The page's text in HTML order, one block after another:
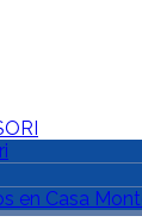
en Casa